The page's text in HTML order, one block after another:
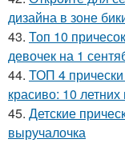
дизайна в зоне
43. Топ 10
девочек на 1
44. ТОП 4
красиво: 10
45. Детские
выручалочка